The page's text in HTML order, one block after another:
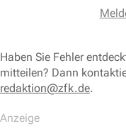
Haben Sie Fehler
mitteilen? Dann
redaktion@zfk.de.